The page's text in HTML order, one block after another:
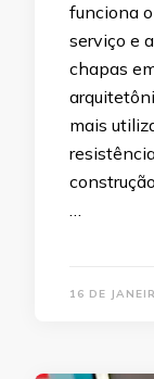
funciona
serviço e
chapas
mais
…
16 DE